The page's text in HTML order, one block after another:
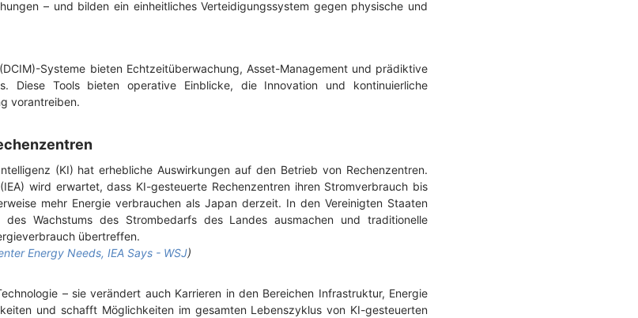
– und bilden ein einheitliches Verteidigungssystem gegen physische und
Systeme bieten Echtzeitüberwachung, Asset-Management und prädiktive
Diese Tools bieten operative Einblicke, die Innovation und kontinuierliche
vorantreiben.
(KI) hat erhebliche Auswirkungen auf den Betrieb von Rechenzentren.
wird erwartet, dass KI-gesteuerte Rechenzentren ihren Stromverbrauch bis
mehr Energie verbrauchen als Japan derzeit. In den Vereinigten Staaten
Wachstums des Strombedarfs des Landes ausmachen und traditionelle
übertreffen.
Energy Needs, IEA Says - WSJ)
– sie verändert auch Karrieren in den Bereichen Infrastruktur, Energie
und schafft Möglichkeiten im gesamten Lebenszyklus von KI-gesteuerten